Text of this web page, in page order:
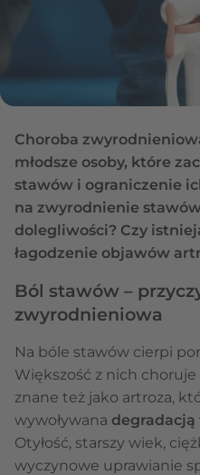
Choroba
młodsze osoby, które
stawów i ograniczenie
na zwyrodnienie
dolegliwości? Czy
łagodzenie objawów
Ból stawów –
zwyrodnieniowa
Na bóle stawów cierpi
Większość z nich choruje
znane też jako artroza,
wywoływana degradacją
Otyłość, starszy wiek,
wyczynowe uprawianie